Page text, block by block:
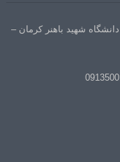
شهید باهنر کرمان –